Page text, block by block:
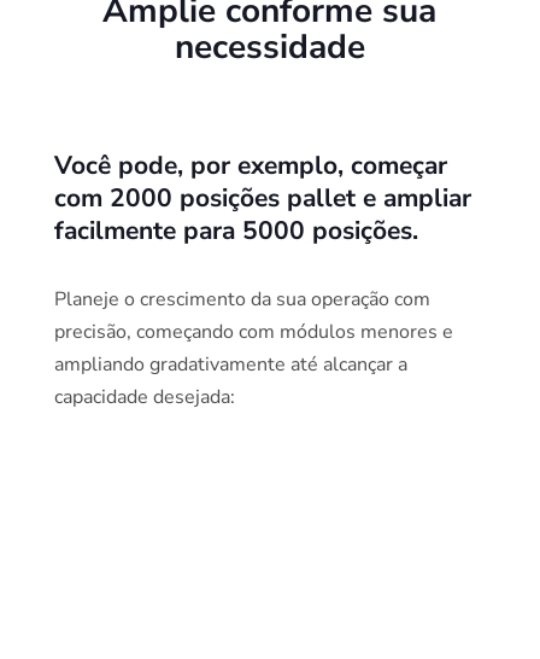
Amplie conforme sua
necessidade
Você pode, por exemplo, começar
com 2000 posições pallet e ampliar
facilmente para 5000 posições.
Planeje o crescimento da sua operação com
precisão, começando com módulos menores e
ampliando gradativamente até alcançar a
capacidade desejada: